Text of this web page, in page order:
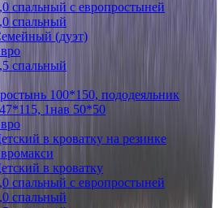
спальный с европростыней
спальный
(дуэт)
спальный
100*150, пододеяльник
1нав 50*50
в кроватку на резинке
в кроватку
спальный с европростыней
спальный